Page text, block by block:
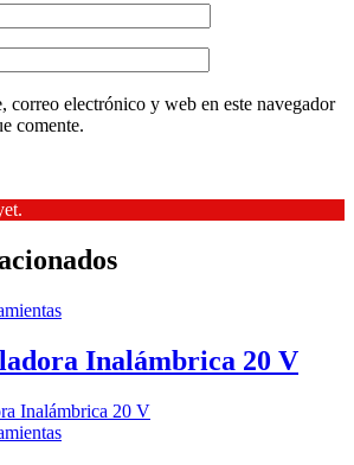
correo electrónico y web en este navegador
comente.
Inalámbrica 20 V